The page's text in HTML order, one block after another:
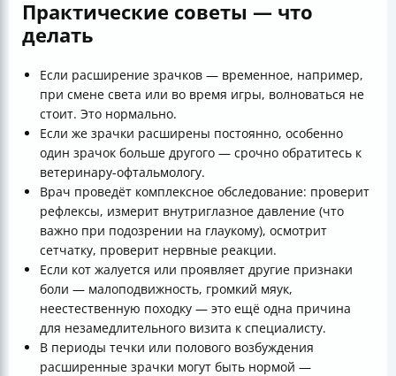
Практические советы — что
делать
Если расширение зрачков — временное, например,
при смене света или во время игры, волноваться не
стоит. Это нормально.
Если же зрачки расширены постоянно, особенно
один зрачок больше другого — срочно обратитесь к
ветеринару-офтальмологу.
Врач проведёт комплексное обследование: проверит
рефлексы, измерит внутриглазное давление (что
важно при подозрении на глаукому), осмотрит
сетчатку, проверит нервные реакции.
Если кот жалуется или проявляет другие признаки
боли — малоподвижность, громкий мяук,
неестественную походку — это ещё одна причина
для незамедлительного визита к специалисту.
В периоды течки или полового возбуждения
расширенные зрачки могут быть нормой —